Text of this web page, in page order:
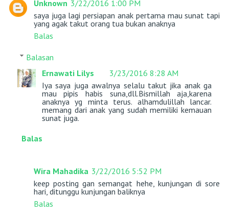
Unknown 3/22/2016 1:00 PM
saya juga lagi persiapan anak pertama mau sunat tapi
yang agak takut orang tua bukan anaknya
Balas
Balasan
Ernawati Lilys
3/23/2016 8:28 AM
Iya saya juga awalnya selalu takut jika anak ga
mau pipis habis suna,dll.Bismillah aja,karena
anaknya yg minta terus. alhamdulillah lancar.
memang dari anak yang sudah memiliki kemauan
sunat juga.
Balas
Wira Mahadika 3/22/2016 5:52 PM
keep posting gan semangat hehe, kunjungan di sore
hari, ditunggu kunjungan baliknya
Balas